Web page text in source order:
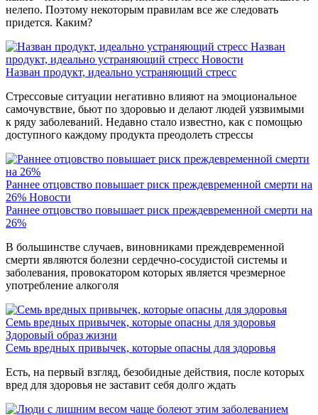
нелепо. Поэтому некоторым правилам все же следовать
придется. Каким?
Назван
продукт, идеально устраняющий стресс Новости
Назван продукт, идеально устраняющий стресс
Стрессовые ситуации негативно влияют на эмоциональное
самочувствие, бьют по здоровью и делают людей уязвимыми
к ряду заболеваний. Недавно стало известно, как с помощью
доступного каждому продукта преодолеть стрессы
Раннее отцовство повышает риск преждевременной смерти на
26% Новости
Раннее отцовство повышает риск преждевременной смерти на
26%
В большинстве случаев, виновниками преждевременной
смерти являются болезни сердечно-сосудистой системы и
заболевания, провокатором которых является чрезмерное
употребление алкоголя
Семь вредных привычек, которые опасны для здоровья
Здоровый образ жизни
Семь вредных привычек, которые опасны для здоровья
Есть, на первый взгляд, безобидные действия, после которых
вред для здоровья не заставит себя долго ждать